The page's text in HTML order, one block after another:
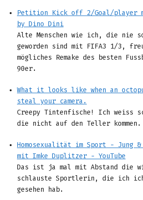
Petition Kick off 2/Goal/player
by Dino Dini
Alte Menschen wie ich, die nie
geworden sind mit FIFA3 1/3,
mögliches Remake des besten
90er.
What it looks like when an
steal your camera.
Creepy Tintenfische! Ich weiss
die nicht auf den Teller kommen.
Homosexualität im Sport - Jung
mit Imke Duplitzer - YouTube
Das ist ja mal mit Abstand die
schlauste Sportlerin, die ich
gesehen hab.